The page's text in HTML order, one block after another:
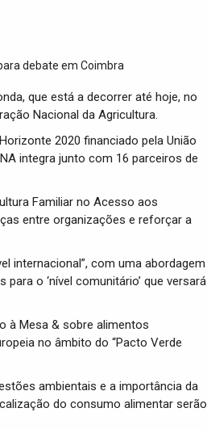
que está a decorrer até hoje, no
Nacional da Agricultura.
2020 financiado pela União
integra junto com 16 parceiros de
Familiar no Acesso aos
entre organizações e reforçar a
internacional”, com uma abordagem
o ‘nível comunitário’ que versará
à Mesa & sobre alimentos
no âmbito do “Pacto Verde
ambientais e a importância da
do consumo alimentar serão